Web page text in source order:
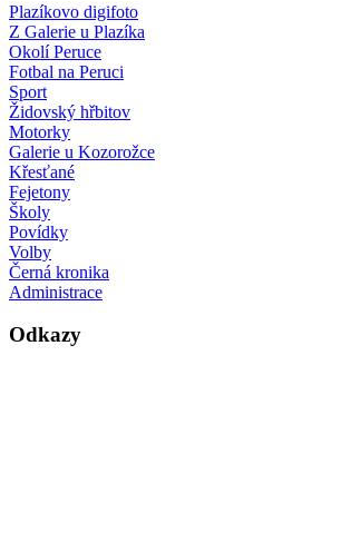
Plazíkovo digifoto
Z Galerie u Plazíka
Okolí Peruce
Fotbal na Peruci
Sport
Židovský hřbitov
Motorky
Galerie u Kozorožce
Křesťané
Fejetony
Školy
Povídky
Volby
Černá kronika
Administrace
Odkazy